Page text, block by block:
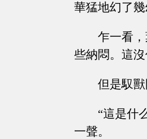
華猛地幻了幾
乍一看
些納悶。這沒
但是馭
“這是什
一聲。